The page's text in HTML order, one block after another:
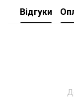
Відгуки